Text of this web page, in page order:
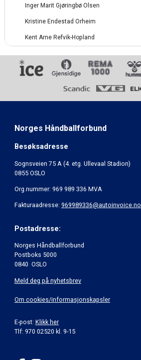
Inger Marit Gjøringbø Olsen
Kristine Endestad Orheim
Kent Arne Refvik-Hopland
Norges Håndballforbund
Besøksadresse
Sognsveien 75 A (4. etg. Ullevaal Stadion)
0855 OSLO
Org.nummer: 969 989 336 MVA
Fakturaadresse: 969989336@autoinvoice.no
Postadresse:
Norges Håndballforbund
Postboks 5000
0840 OSLO
Meld deg på nyhetsbrev
Om cookies/informasjonskapsler
E-post: Klikk her
Tlf: 970 02520 kl. 9-15